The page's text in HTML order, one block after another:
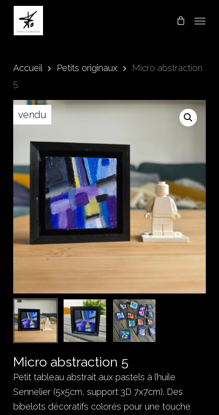
Skip
main
Accueil Petits originaux
Micro abstraction
5
Micro abstraction 5
Petit tableau abstrait aux pastels à l’huile
Sennelier (5x5cm, support 3D 7x7cm). Des
bibelots décoratifs colorés pour une touche